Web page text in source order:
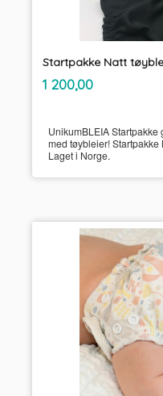
Startpakke Natt
Pris
1 200,00mva.
UnikumBLEIA
med tøybleier! Startpakke
Laget i Norge.